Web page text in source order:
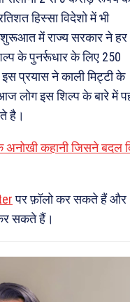
हिस्सा विदेशो में भी
शुरूआत में राज्य सरकार ने हर
के पुनर्रूधार के लिए 250
प्रयास ने काली मिट्टी के
लोग इस शिल्प के बारे में
है।
कहानी जिसने बदल
पर फ़ॉलो कर सकते हैं और
सकते हैं।